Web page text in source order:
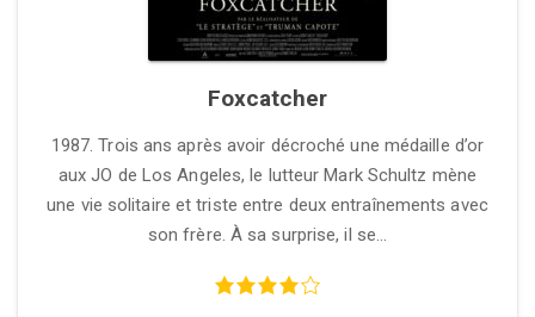
Foxcatcher
1987. Trois ans après avoir décroché une médaille d’or
aux JO de Los Angeles, le lutteur Mark Schultz mène
une vie solitaire et triste entre deux entraînements avec
son frère. À sa surprise, il se…